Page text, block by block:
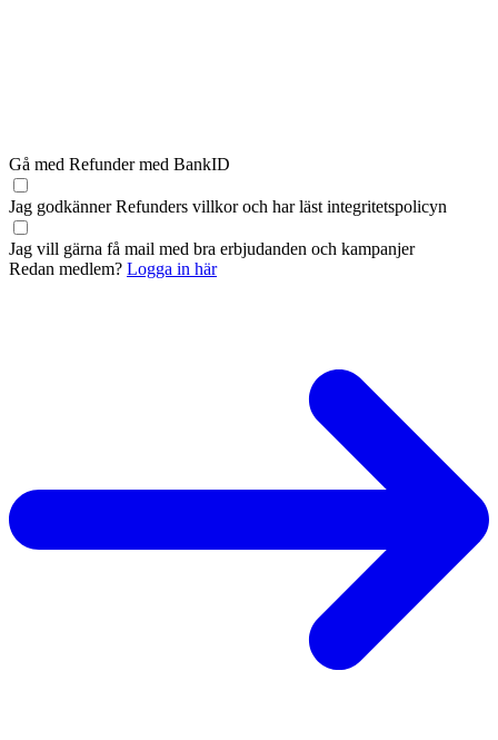
Gå med Refunder med BankID
Jag godkänner Refunders villkoroch har läst integritetspolicyn
Jag vill gärna få mail med bra erbjudanden och kampanjer
Redan medlem? Logga in här